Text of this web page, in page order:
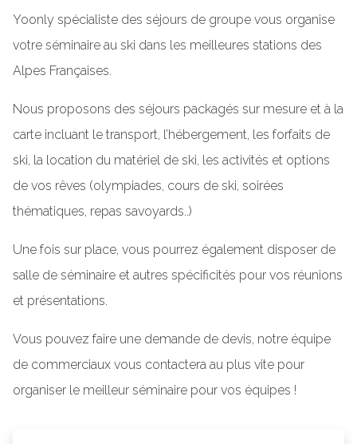
Yoonly spécialiste des séjours de groupe vous organise
votre séminaire au ski dans les meilleures stations des
Alpes Françaises.
Nous proposons des séjours packagés sur mesure et à la
carte incluant le transport, l’hébergement, les forfaits de
ski, la location du matériel de ski, les activités et options
de vos rêves (olympiades, cours de ski, soirées
thématiques, repas savoyards..)
Une fois sur place, vous pourrez également disposer de
salle de séminaire et autres spécificités pour vos réunions
et présentations.
Vous pouvez faire une demande de devis, notre équipe
de commerciaux vous contactera au plus vite pour
organiser le meilleur séminaire pour vos équipes !